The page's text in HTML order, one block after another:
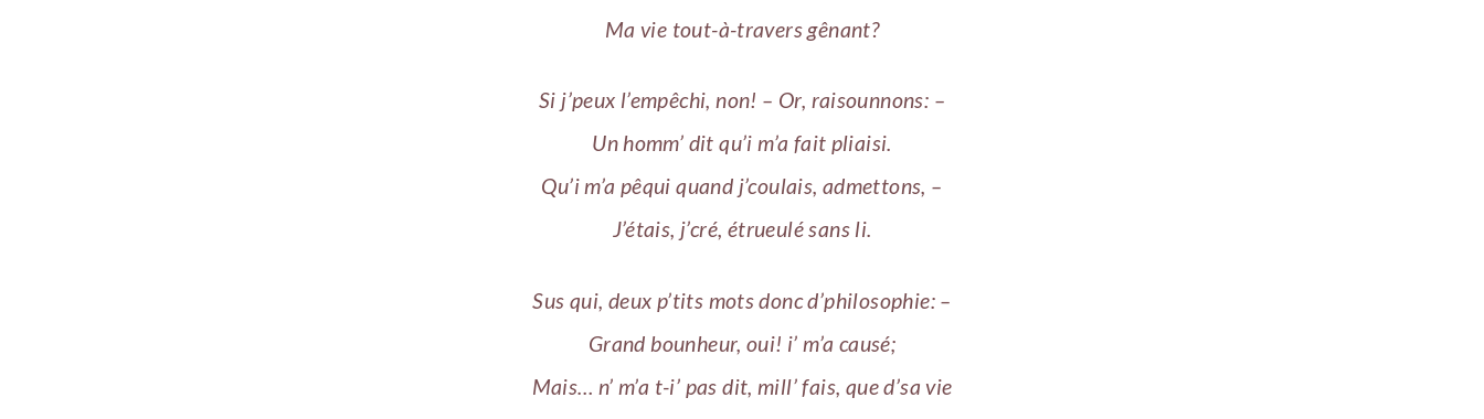
Ma vie tout-à-travers gênant?
Si j’peux l’empêchi, non! – Or, raisounnons: –
Un homm’ dit qu’i m’a fait pliaisi.
Qu’i m’a pêqui quand j’coulais, admettons, –
J’étais, j’cré, étrueulé sans li.
Sus qui, deux p’tits mots donc d’philosophie: –
Grand bounheur, oui! i’ m’a causé;
Mais… n’ m’a t-i’ pas dit, mill’ fais, que d’sa vie